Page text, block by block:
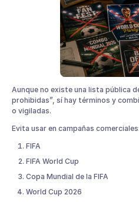
Aunque no existe una lista pública
prohibidas”, sí hay términos y
o vigiladas.
Evita usar en campañas comerciales:
FIFA
FIFA World Cup
Copa Mundial de la FIFA
World Cup 2026